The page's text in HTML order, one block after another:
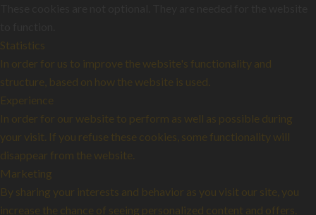
Statistics
In order for us to improve the website's functionality and
structure, based on how the website is used.
Experience
In order for our website to perform as well as possible during
your visit. If you refuse these cookies, some functionality will
disappear from the website.
Marketing
By sharing your interests and behavior as you visit our site, you
increase the chance of seeing personalized content and offers.